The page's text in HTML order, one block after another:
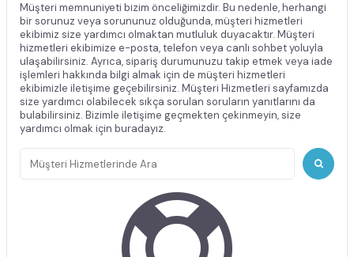
Müşteri memnuniyeti bizim önceliğimizdir. Bu nedenle, herhangi
bir sorunuz veya sorununuz olduğunda, müşteri hizmetleri
ekibimiz size yardımcı olmaktan mutluluk duyacaktır. Müşteri
hizmetleri ekibimize e-posta, telefon veya canlı sohbet yoluyla
ulaşabilirsiniz. Ayrıca, sipariş durumunuzu takip etmek veya iade
işlemleri hakkında bilgi almak için de müşteri hizmetleri
ekibimizle iletişime geçebilirsiniz. Müşteri Hizmetleri sayfamızda
size yardımcı olabilecek sıkça sorulan soruların yanıtlarını da
bulabilirsiniz. Bizimle iletişime geçmekten çekinmeyin, size
yardımcı olmak için buradayız.